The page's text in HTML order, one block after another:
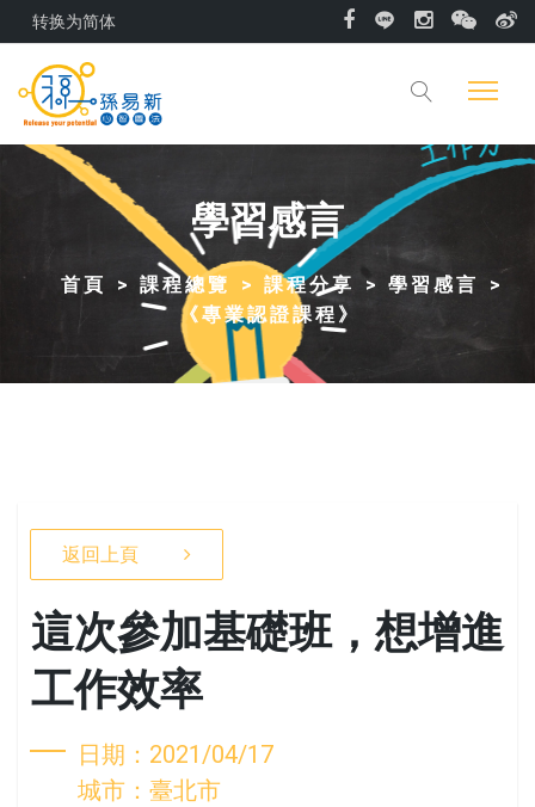
转换为简体
學習感言
首頁 課程總覽 課程分享
學習感言
《專業認證課程》
返回上頁
這次參加基礎班，想增進
工作效率
日期：2021/04/17
城市：臺北市